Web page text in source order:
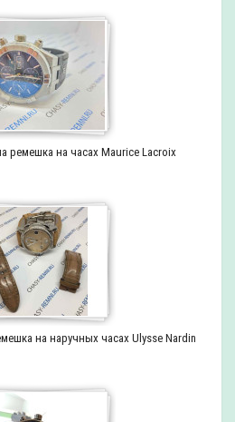
ремешка на часах Maurice Lacroix
на наручных часах Ulysse Nardin